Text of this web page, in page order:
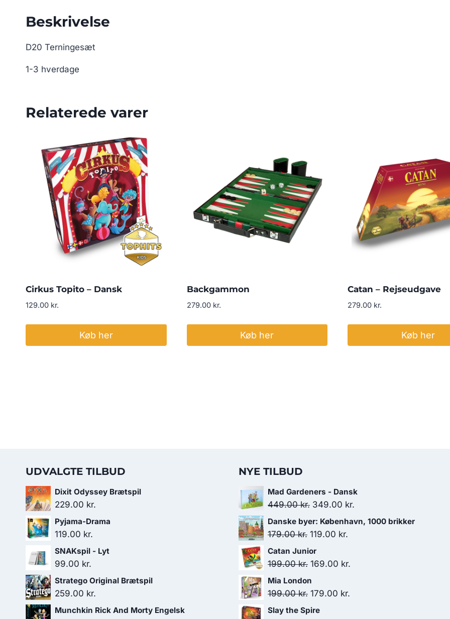
Beskrivelse
D20 Terningesæt
1-3 hverdage
Relaterede varer
Cirkus Topito – Dansk
129.00 kr.
Køb her
Backgammon
279.00 kr.
Køb her
Catan – Rejseudgave
279.00 kr.
Køb her
UDVALGTE TILBUD
Dixit Odyssey Brætspil
229.00 kr.
Pyjama-Drama
119.00 kr.
SNAKspil - Lyt
99.00 kr.
Stratego Original Brætspil
259.00 kr.
Munchkin Rick And Morty Engelsk
NYE TILBUD
Mad Gardeners - Dansk
449.00kr. Den
oprindelige
pris
449.00 kr..
349.00 kr.
aktuelle
Danske byer: København, 1000 brikker
179.00kr. Den
oprindelige
pris
179.00 kr..
119.00 kr.
pris
Catan Junior
199.00kr. Den
oprindelige
pris
169.00 kr.
Mia London
199.00kr. Den
oprindelige
179.00 kr.
Slay the Spire